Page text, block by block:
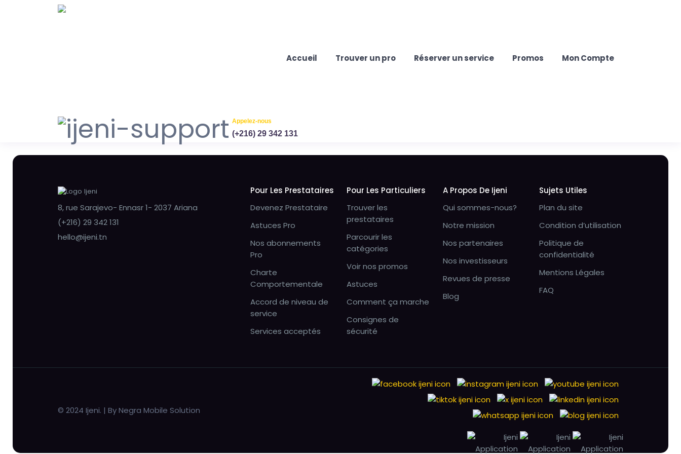
Accueil Trouver un pro Réserver un service Promos Mon Compte
Appelez-nous
(+216) 29 342 131
8, rue Sarajevo- Ennasr 1- 2037 Ariana
(+216) 29 342 131
hello@ijeni.tn
Pour Les Prestataires
Devenez Prestataire
Astuces Pro
Nos abonnements
Pro
Charte
Comportementale
Accord de niveau de
service
Services acceptés
Pour Les Particuliers
Trouver les
prestataires
Parcourir les
catégories
Voir nos promos
Astuces
Comment ça marche
Consignes de
sécurité
A Propos De Ijeni
Qui sommes-nous?
Notre mission
Nos partenaires
Nos investisseurs
Revues de presse
Blog
Sujets Utiles
Plan du site
Condition d’utilisation
Politique de
confidentialité
Mentions Légales
FAQ
© 2024 Ijeni. | By Negra Mobile Solution